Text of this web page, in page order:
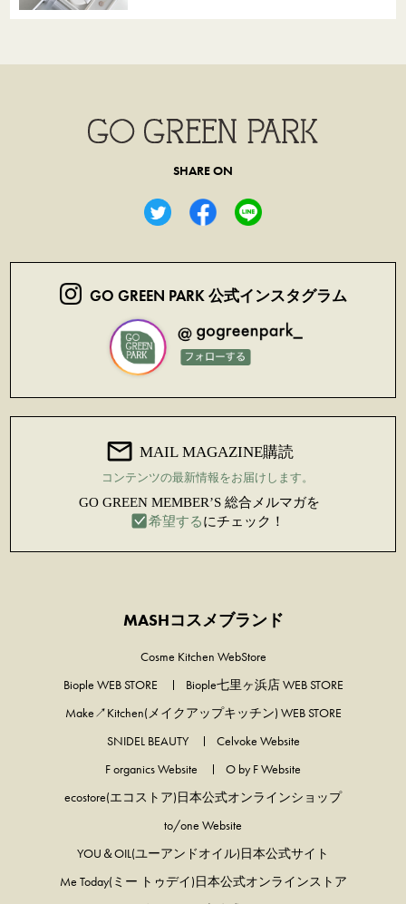
SHARE ON
GO GREEN PARK 公式インスタグラム
MASHコスメブランド
Cosme Kitchen WebStore
Biople WEB STORE
Biople七里ヶ浜店 WEB STORE
Make↗Kitchen(メイクアップキッチン) WEB STORE
SNIDEL BEAUTY
Celvoke Website
F organics Website
O by F Website
ecostore(エコストア)日本公式オンラインショップ
to/one Website
YOU＆OIL(ユーアンドオイル)日本公式サイト
Me Today(ミー トゥデイ)日本公式オンラインストア